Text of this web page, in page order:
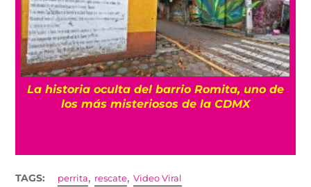
La historia oculta del barrio Romita, uno de
los más misteriosos de la CDMX
TAGS: perrita, rescate,Video Viral